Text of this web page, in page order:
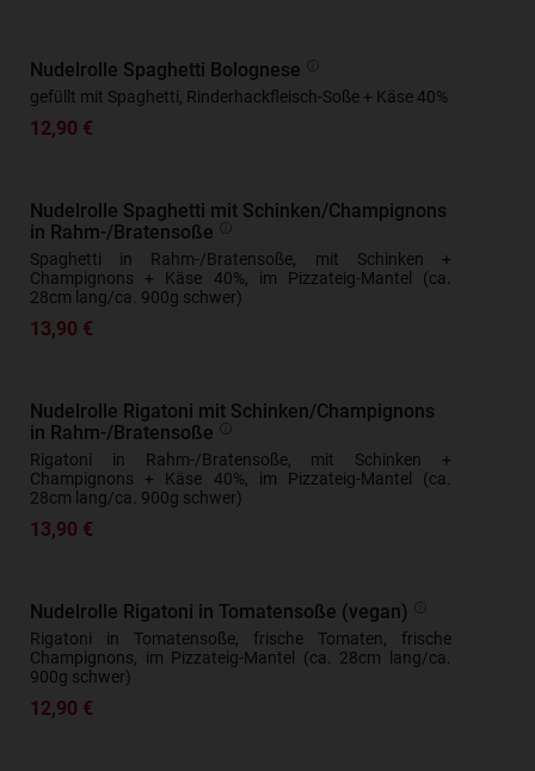
Nudelrolle Spaghetti Bolognese
gefüllt mit Spaghetti, Rinderhackfleisch-Soße + Käse 40%
12,90 €
Nudelrolle Spaghetti mit Schinken/Champignons
in Rahm-/Bratensoße
Spaghetti in Rahm-/Bratensoße, mit Schinken +
Champignons + Käse 40%, im Pizzateig-Mantel (ca.
28cm lang/ca. 900g schwer)
13,90 €
Nudelrolle Rigatoni mit Schinken/Champignons
in Rahm-/Bratensoße
Rigatoni in Rahm-/Bratensoße, mit Schinken +
Champignons + Käse 40%, im Pizzateig-Mantel (ca.
28cm lang/ca. 900g schwer)
13,90 €
Nudelrolle Rigatoni in Tomatensoße (vegan)
Rigatoni in Tomatensoße, frische Tomaten, frische
Champignons, im Pizzateig-Mantel (ca. 28cm lang/ca.
900g schwer)
12,90 €